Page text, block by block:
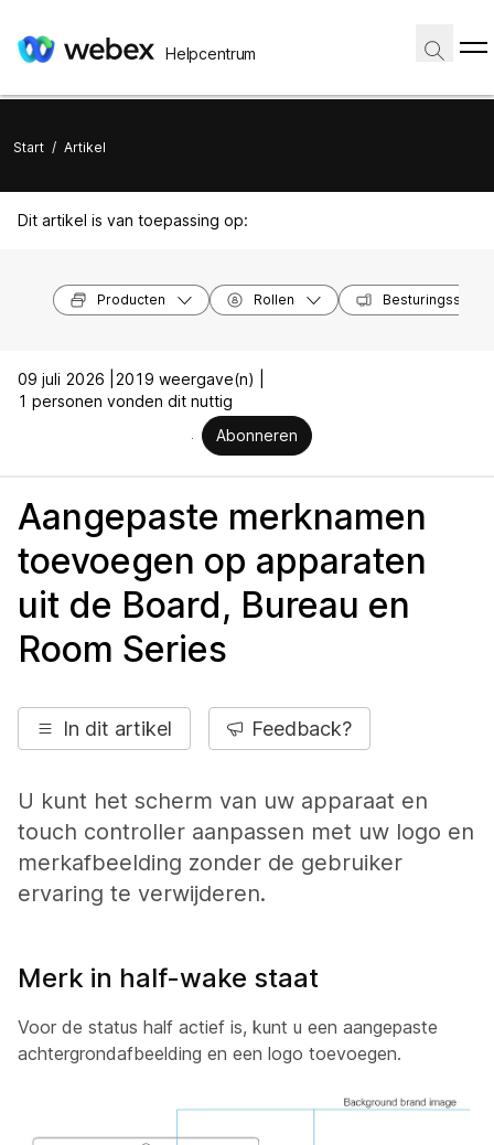
Helpcentrum
Start / Artikel
Dit artikel is van toepassing op:
Producten Rollen
09 juli 2026 |
2019 weergave(n) |
1 personen vonden dit nuttig
Abonneren
Aangepaste merknamen
toevoegen op apparaten
uit de Board, Bureau en
Room Series
In dit artikel Feedback?
U kunt het scherm van uw apparaat en
touch controller aanpassen met uw logo en
merkafbeelding zonder de gebruiker
ervaring te verwijderen.
Merk in half-wake staat
Voor de status half actief is, kunt u een aangepaste
achtergrondafbeelding en een logo toevoegen.